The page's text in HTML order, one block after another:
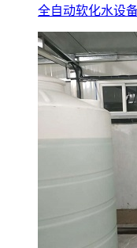
全自动软化水设